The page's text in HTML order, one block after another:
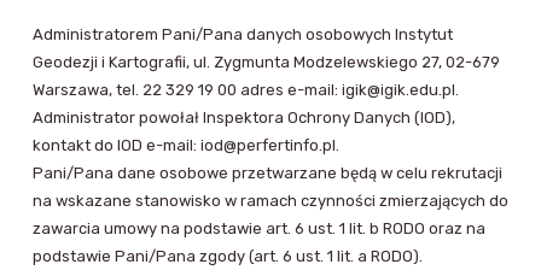
Administratorem Pani/Pana danych osobowych Instytut
Geodezji i Kartografii, ul. Zygmunta Modzelewskiego 27, 02-679
Warszawa, tel. 22 329 19 00 adres e-mail: igik@igik.edu.pl.
Administrator powołał Inspektora Ochrony Danych (IOD),
kontakt do IOD e-mail: iod@perfertinfo.pl.
Pani/Pana dane osobowe przetwarzane będą w celu rekrutacji
na wskazane stanowisko w ramach czynności zmierzających do
zawarcia umowy na podstawie art. 6 ust. 1 lit. b RODO oraz na
podstawie Pani/Pana zgody (art. 6 ust. 1 lit. a RODO).